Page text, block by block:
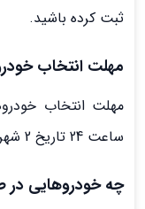
ثبت کرده باشید.
مهلت انتخاب
مهلت انتخاب
ساعت 24 تاریخ 2 شهریور ماه سال جاری امکان پذیر است.
چه خودروهایی در